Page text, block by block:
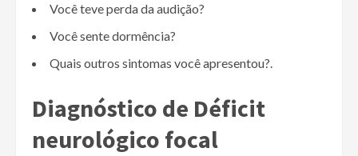
Você teve perda da audição?
Você sente dormência?
Quais outros sintomas você apresentou?.
Diagnóstico de Déficit
neurológico focal